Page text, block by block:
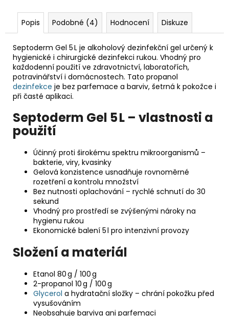
Popis Podobné (4) Hodnocení Diskuze
Septoderm Gel 5 L je alkoholový dezinfekční gel určený k
hygienické i chirurgické dezinfekci rukou. Vhodný pro
každodenní použití ve zdravotnictví, laboratořích,
potravinářství i domácnostech. Tato propanol
dezinfekce je bez parfemace a barviv, šetrná k pokožce i
při časté aplikaci.
Septoderm Gel 5 L – vlastnosti a
použití
Účinný proti širokému spektru mikroorganismů –
bakterie, viry, kvasinky
Gelová konzistence usnadňuje rovnoměrné
rozetření a kontrolu množství
Bez nutnosti oplachování – rychlé schnutí do 30
sekund
Vhodný pro prostředí se zvýšenými nároky na
hygienu rukou
Ekonomické balení 5 l pro intenzivní provozy
Složení a materiál
Etanol 80 g / 100 g
2-propanol 10 g / 100 g
Glycerol a hydratační složky – chrání pokožku před
vysušováním
Neobsahuje barviva ani parfemaci